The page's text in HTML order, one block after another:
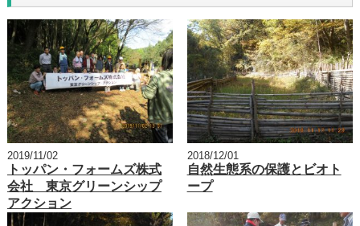
2019/11/02
トッパン・フォームズ株式
会社 東京グリーンシップ
アクション
2018/12/01
自然生態系の保護とビオト
ープ